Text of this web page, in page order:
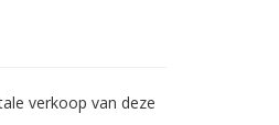
verkoop van deze